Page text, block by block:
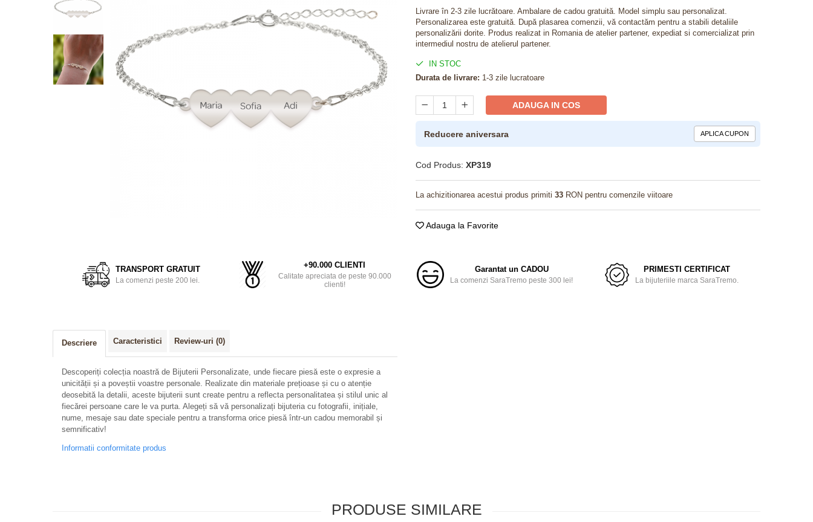
Bijuterii pentru barbati
Livrare în 2-3 zile lucrătoare. Ambalare de cadou gratuită. Model simplu sau personalizat.
Personalizarea este gratuită. După plasarea comenzii, vă contactăm pentru a stabili detaliile
personalizării dorite. Produs realizat in Romania de atelier partener, expediat si comercializat prin
intermediul nostru de atelierul partener.
IN STOC
Durata de livrare: 1-3 zile lucratoare
ADAUGA IN COS
Reducere aniversara APLICA CUPON
Cod Produs: XP319
La achizitionarea acestui produs primiti 33 RON pentru comenzile viitoare
Adauga la Favorite
TRANSPORT GRATUIT
La comenzi peste 200 lei.
+90.000 CLIENTI
Calitate apreciata de peste 90.000
clienti!
Garantat un CADOU
La comenzi SaraTremo peste 300 lei!
PRIMESTI CERTIFICAT
La bijuteriile marca SaraTremo.
Descriere Caracteristici Review-uri (0)
Descoperiți colecția noastră de Bijuterii Personalizate, unde fiecare piesă este o expresie a
unicității și a poveștii voastre personale. Realizate din materiale prețioase și cu o atenție
deosebită la detalii, aceste bijuterii sunt create pentru a reflecta personalitatea și stilul unic al
fiecărei persoane care le va purta. Alegeți să vă personalizați bijuteria cu fotografii, inițiale,
nume, mesaje sau date speciale pentru a transforma orice piesă într-un cadou memorabil și
semnificativ!
Informatii conformitate produs
PRODUSE SIMILARE